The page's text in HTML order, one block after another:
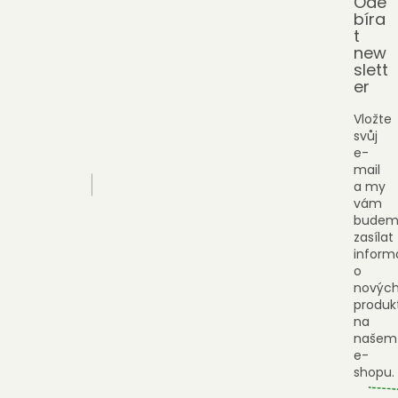
bíra
t
new
slett
er
Vložte
svůj
e-
mail
a my
vám
zasílat
o
nových
na
našem
e-
shopu.